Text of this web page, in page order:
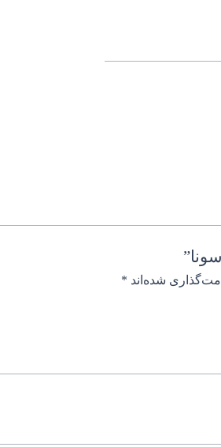
شده‌اند *